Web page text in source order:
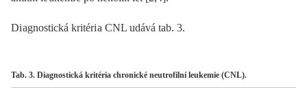
Di agnostická kritéri a CNL udává tab. 3.
Tab. 3. Diagnostická kritéria chronické neutrofilní leukemie (CNL).